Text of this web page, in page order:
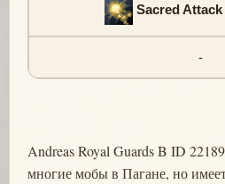
Sacred
-
Andreas Royal Guards B ID
многие мобы в Пагане, но